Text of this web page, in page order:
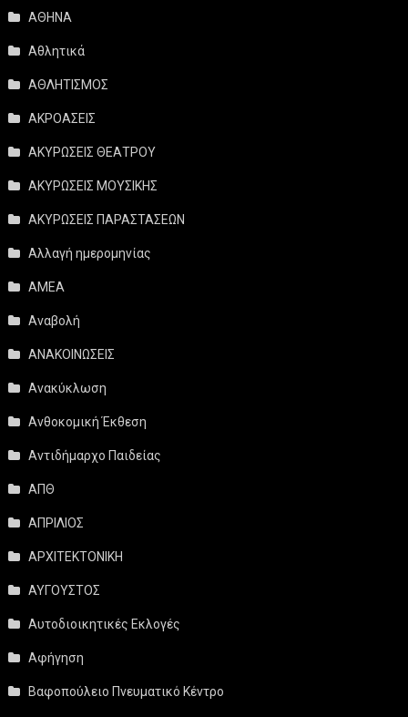
ΑΘΗΝΑ
Αθλητικά
ΑΘΛΗΤΙΣΜΟΣ
ΑΚΡΟΑΣΕΙΣ
ΑΚΥΡΩΣΕΙΣ ΘΕΑΤΡΟΥ
ΑΚΥΡΩΣΕΙΣ ΜΟΥΣΙΚΗΣ
ΑΚΥΡΩΣΕΙΣ ΠΑΡΑΣΤΑΣΕΩΝ
Αλλαγή ημερομηνίας
ΑΜΕΑ
Αναβολή
ΑΝΑΚΟΙΝΩΣΕΙΣ
Ανακύκλωση
Ανθοκομική Έκθεση
Αντιδήμαρχο Παιδείας
ΑΠΘ
ΑΠΡΙΛΙΟΣ
ΑΡΧΙΤΕΚΤΟΝΙΚΗ
ΑΥΓΟΥΣΤΟΣ
Αυτοδιοικητικές Εκλογές
Αφήγηση
Βαφοπούλειο Πνευματικό Κέντρο